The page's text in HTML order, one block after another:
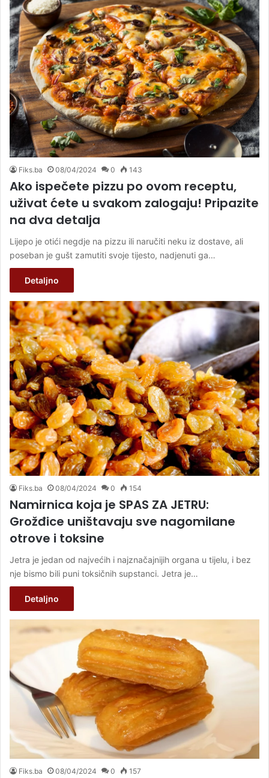
Fiks.ba 08/04/2024 0 143
Ako ispečete pizzu po ovom receptu,
uživat ćete u svakom zalogaju! Pripazite
na dva detalja
Lijepo je otići negdje na pizzu ili naručiti neku iz dostave, ali
poseban je gušt zamutiti svoje tijesto, nadjenuti ga…
Detaljno
Fiks.ba 08/04/2024 0 154
Namirnica koja je SPAS ZA JETRU:
Grožđice uništavaju sve nagomilane
otrove i toksine
Jetra je jedan od najvećih i najznačajnijih organa u tijelu, i bez
nje bismo bili puni toksičnih supstanci. Jetra je…
Detaljno
Fiks.ba 08/04/2024 0 157